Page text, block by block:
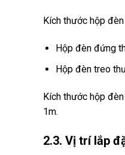
Kích thước hộp
Hộp đèn đứng
Hộp đèn treo
Kích thước hộp
1m.
2.3. Vị trí lắp